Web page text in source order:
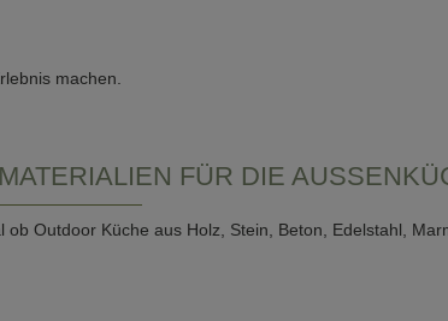
machen.
FÜR DIE
Outdoor Küche aus Holz, Stein, Beton, Edelstahl,